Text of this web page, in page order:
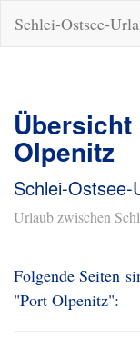
Schlei-Ostsee-
Olpenitz
Schlei-Ostsee-
Urlaub zwischen
Folgende Seiten
"Port Olpenitz":